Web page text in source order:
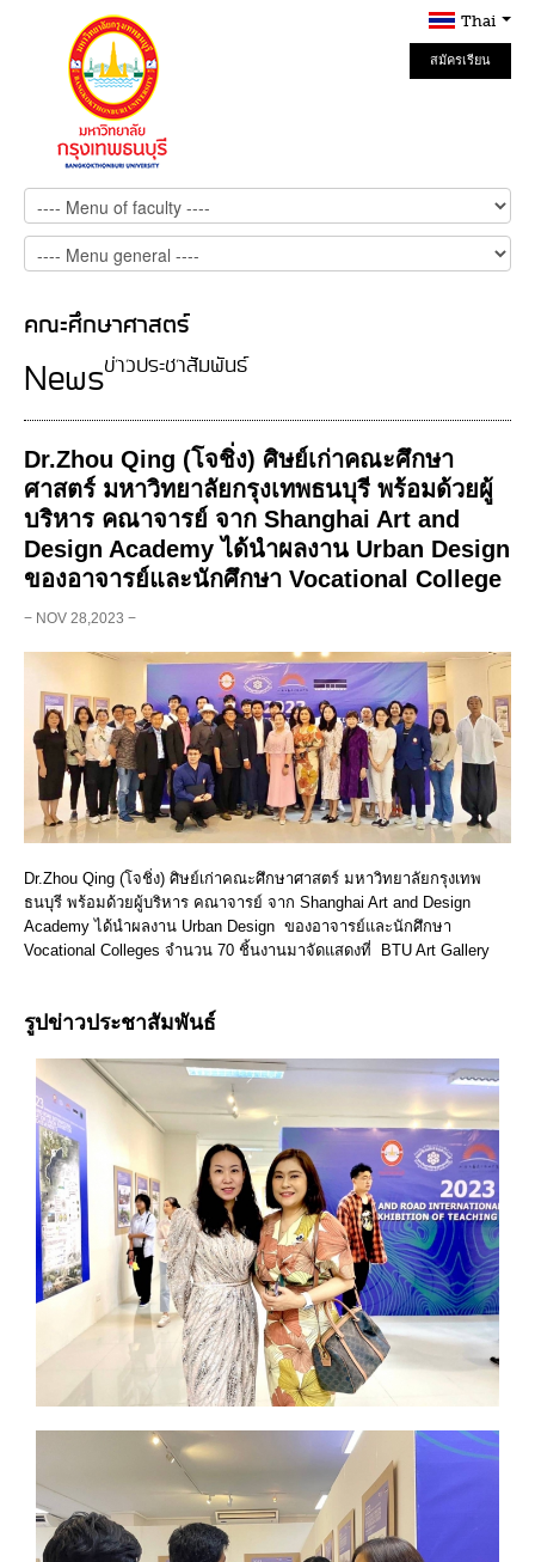
Thai
สมัครเรียน
Online
คณะศึกษาศาสตร์
ข่าวประชาสัมพันธ์
News
Dr.Zhou Qing (โจชิ่ง) ศิษย์เก่าคณะศึกษา
ศาสตร์ มหาวิทยาลัยกรุงเทพธนบุรี พร้อมด้วยผู้
บริหาร คณาจารย์ จาก Shanghai Art and
Design Academy ได้นำผลงาน Urban Design
ของอาจารย์และนักศึกษา Vocational College
− NOV 28,2023 −
Dr.Zhou Qing (โจชิ่ง) ศิษย์เก่าคณะศึกษาศาสตร์ มหาวิทยาลัยกรุงเทพ
ธนบุรี พร้อมด้วยผู้บริหาร คณาจารย์ จาก Shanghai Art and Design
Academy ได้นำผลงาน Urban Design ของอาจารย์และนักศึกษา
Vocational Colleges จำนวน 70 ชิ้นงานมาจัดแสดงที่ BTU Art Gallery
รูปข่าวประชาสัมพันธ์